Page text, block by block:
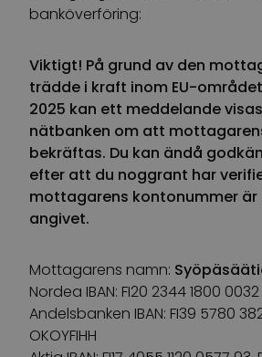
banköverföring:
Viktigt! På grund av den
trädde i kraft inom EU-området
2025 kan ett meddelandevisas
nätbanken om att
bekräftas. Du kan ändå
efter att du noggrant har
mottagarens kontonummer är
angivet.
Mottagarens namn:
Nordea IBAN: FI20 2344 1800 0032
Andelsbanken IBAN: FI39 5780
OKOYFIHH